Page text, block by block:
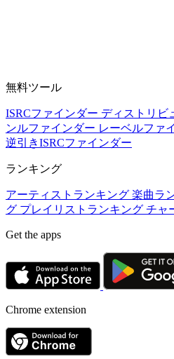
無料ツール
ISRCファインダー ディストリビ
ンルファインダー レーベルファ
逆引きISRCファインダー
ランキング
アーティストランキング 楽曲ラ
グ プレイリストランキング チャ
Get the apps
Chrome extension